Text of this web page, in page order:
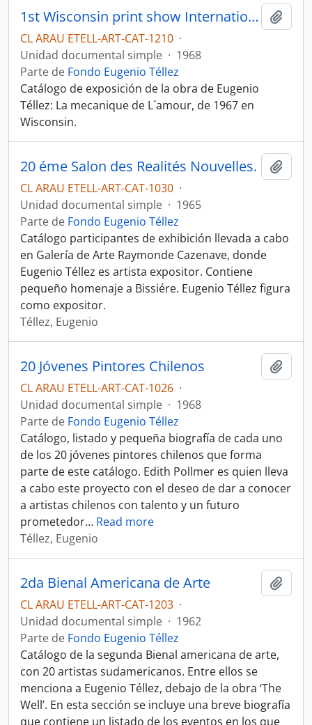
1st Wisconsin print show International
CL ARAU ETELL-ART-CAT-1210 ·
Unidad documental simple · 1968
Parte de Fondo Eugenio Téllez
Catálogo de exposición de la obra de Eugenio
Téllez: La mecanique de L´amour, de 1967 en
Wisconsin.
20 éme Salon des Realités Nouvelles.
CL ARAU ETELL-ART-CAT-1030 ·
Unidad documental simple · 1965
Parte de Fondo Eugenio Téllez
Catálogo participantes de exhibición llevada a cabo
en Galería de Arte Raymonde Cazenave, donde
Eugenio Téllez es artista expositor. Contiene
pequeño homenaje a Bissiére. Eugenio Téllez figura
como expositor.
Téllez, Eugenio
20 Jóvenes Pintores Chilenos
CL ARAU ETELL-ART-CAT-1026 ·
Unidad documental simple · 1968
Parte de Fondo Eugenio Téllez
Catálogo, listado y pequeña biografía de cada uno
de los 20 jóvenes pintores chilenos que forma
parte de este catálogo. Edith Pollmer es quien lleva
a cabo este proyecto con el deseo de dar a conocer
a artistas chilenos con talento y un futuro
prometedor… Read more
Téllez, Eugenio
2da Bienal Americana de Arte
CL ARAU ETELL-ART-CAT-1203 ·
Unidad documental simple · 1962
Parte de Fondo Eugenio Téllez
Catálogo de la segunda Bienal americana de arte,
con 20 artistas sudamericanos. Entre ellos se
menciona a Eugenio Téllez, debajo de la obra ‘The
Well’. En esta sección se incluye una breve biografía
que contiene un listado de los eventos en los que